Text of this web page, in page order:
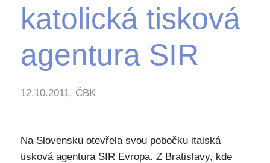
katolická tisková
agentura SIR
12.10.2011, ČBK
Na Slovensku otevřela svou pobočku italská
tisková agentura SIR Evropa. Z Bratislavy, kde